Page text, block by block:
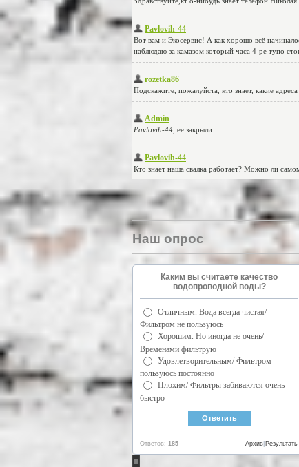
Наш опрос
Каким вы считаете качество
водопроводной воды?
Отличным. Вода всегда чистая/
Фильтром не пользуюсь
Хорошим. Но иногда не очень/
Временами фильтрую
Удовлетворительным/ Фильтром
пользуюсь постоянно
Плохим/ Фильтры забиваются очень
быстро
Ответов: 185 Результаты
Архив